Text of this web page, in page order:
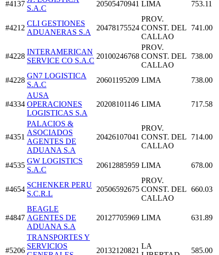
#4137
S.A.C
20505470941 LIMA 753.11
#4212
CLI GESTIONES
ADUANERAS S.A
20478175524
PROV.
CONST. DEL
CALLAO
741.00
#4228
INTERAMERICAN
SERVICE CO S.A.C
20100246768
PROV.
CONST. DEL
CALLAO
738.00
#4228
GN7 LOGISTICA
S.A.C
20601195209 LIMA 738.00
#4334
AUSA
OPERACIONES
LOGISTICAS S.A
20208101146 LIMA 717.58
#4351
PALACIOS &
ASOCIADOS
AGENTES DE
ADUANA S.A
20426107041
PROV.
CONST. DEL
CALLAO
714.00
#4535
GW LOGISTICS
S.A.C
20612885959 LIMA 678.00
#4654
SCHENKER PERU
S.C.R.L
20506592675
PROV.
CONST. DEL
CALLAO
660.03
#4847
BEAGLE
AGENTES DE
ADUANA S.A
20127705969 LIMA 631.89
#5206
TRANSPORTES Y
SERVICIOS
20132120821
LA
585.00